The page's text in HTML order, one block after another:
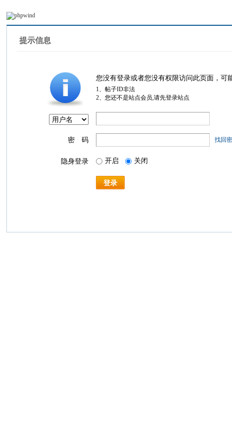
提示信息
您没有登录或者您没有权限访问此页面，可
1、帖子ID非法
2、您还不是站点会员,请先登录站点
密 码 找回
隐身登录 开启 关闭
登录